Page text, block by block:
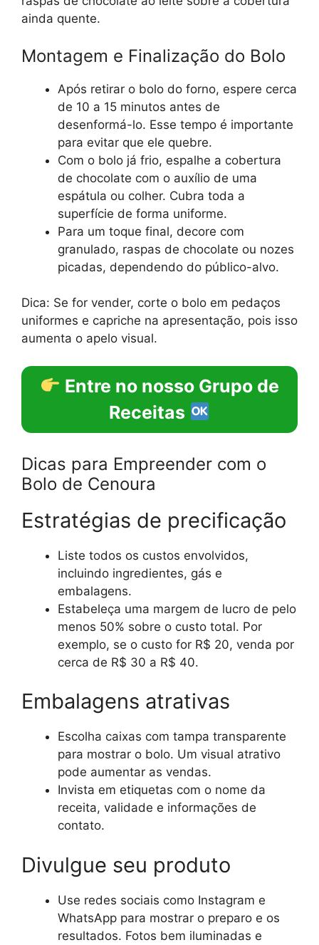
ainda quente.
Montagem e Finalização do Bolo
Após retirar o bolo do forno, espere cerca
de 10 a 15 minutos antes de
desenformá-lo. Esse tempo é importante
para evitar que ele quebre.
Com o bolo já frio, espalhe a cobertura
de chocolate com o auxílio de uma
espátula ou colher. Cubra toda a
superfície de forma uniforme.
Para um toque final, decore com
granulado, raspas de chocolate ou nozes
picadas, dependendo do público-alvo.
Dica: Se for vender, corte o bolo em pedaços
uniformes e capriche na apresentação, pois isso
aumenta o apelo visual.
Entre no nosso Grupo de
Receitas
Dicas para Empreender com o
Bolo de Cenoura
Estratégias de precificação
Liste todos os custos envolvidos,
incluindo ingredientes, gás e
embalagens.
Estabeleça uma margem de lucro de pelo
menos 50% sobre o custo total. Por
exemplo, se o custo for R$ 20, venda por
cerca de R$ 30 a R$ 40.
Embalagens atrativas
Escolha caixas com tampa transparente
para mostrar o bolo. Um visual atrativo
pode aumentar as vendas.
Invista em etiquetas com o nome da
receita, validade e informações de
contato.
Divulgue seu produto
Use redes sociais como Instagram e
WhatsApp para mostrar o preparo e os
resultados. Fotos bem iluminadas e